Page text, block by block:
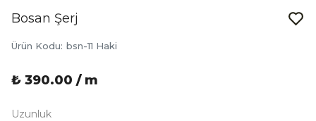
Bosan Şerj
Ürün Kodu: bsn-11 Haki
₺ 390.00 / m
Uzunluk